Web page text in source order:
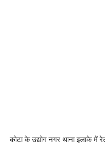
कोटा के उद्योग नगर थाना इलाके